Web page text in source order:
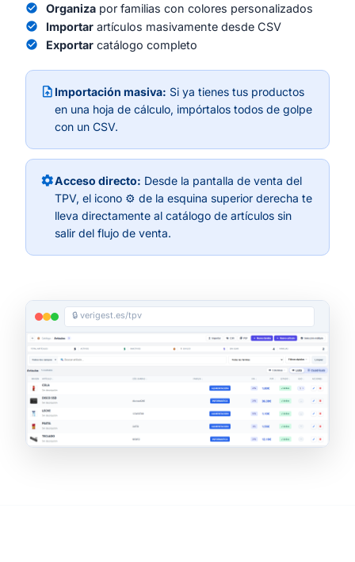
check_circle Organizapor familias con colores personalizados
check_circle Importarartículos masivamente desde CSV
check_circle Exportarcatálogo completo
upload_file Importación masiva: Si ya tienes tus productos
en una hoja de cálculo, impórtalos todos de golpe
con un CSV.
settingsAcceso directo: Desde la pantalla de venta del
TPV, el icono ⚙️ de la esquina superior derecha te
lleva directamente al catálogo de artículos sin
salir del flujo de venta.
🔒 verigest.es/tpv